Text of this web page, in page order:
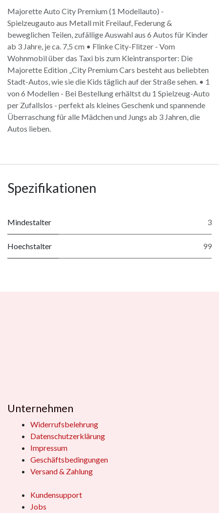
Majorette Auto City Premium (1 Modellauto) -
Spielzeugauto aus Metall mit Freilauf, Federung &
beweglichen Teilen, zufällige Auswahl aus 6 Autos für Kinder
ab 3 Jahre, je ca. 7,5 cm • Flinke City-Flitzer - Vom
Wohnmobil über das Taxi bis zum Kleintransporter: Die
Majorette Edition „City Premium Cars besteht aus beliebten
Stadt-Autos, wie sie die Kids täglich auf der Straße sehen. • 1
von 6 Modellen - Bei Bestellung erhältst du 1 Spielzeug-Auto
per Zufallslos - perfekt als kleines Geschenk und spannende
Überraschung für alle Mädchen und Jungs ab 3 Jahren, die
Autos lieben.
Spezifikationen
Mindestalter 3
Hoechstalter 99
Unternehmen
Widerrufsbelehrung
Datenschutzerklärung
Impressum
Geschäftsbedingungen
Versand & Zahlung
Kundensupport
Jobs